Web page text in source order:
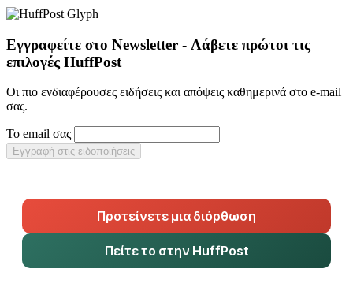
Εγγραφείτε στο Newsletter - Λάβετε πρώτοι τις
επιλογές HuffPost
Οι πιο ενδιαφέρουσες ειδήσεις και απόψεις καθημερινά στο e-mail
σας.
Το email σας
Εγγραφή στις ειδοποιήσεις
Προτείνετε μια διόρθωση
Πείτε το στην HuffPost